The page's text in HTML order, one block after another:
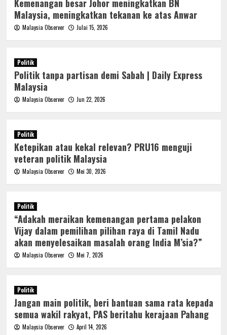
Kemenangan besar Johor meningkatkan BN
Malaysia, meningkatkan tekanan ke atas Anwar
Malaysia Observer Julai 15, 2026
Politik
Politik tanpa partisan demi Sabah | Daily Express
Malaysia
Malaysia Observer Jun 22, 2026
Politik
Ketepikan atau kekal relevan? PRU16 menguji
veteran politik Malaysia
Malaysia Observer Mei 30, 2026
Politik
“Adakah meraikan kemenangan pertama pelakon
Vijay dalam pemilihan pilihan raya di Tamil Nadu
akan menyelesaikan masalah orang India M’sia?”
Malaysia Observer Mei 7, 2026
Politik
Jangan main politik, beri bantuan sama rata kepada
semua wakil rakyat, PAS beritahu kerajaan Pahang
Malaysia Observer April 14, 2026